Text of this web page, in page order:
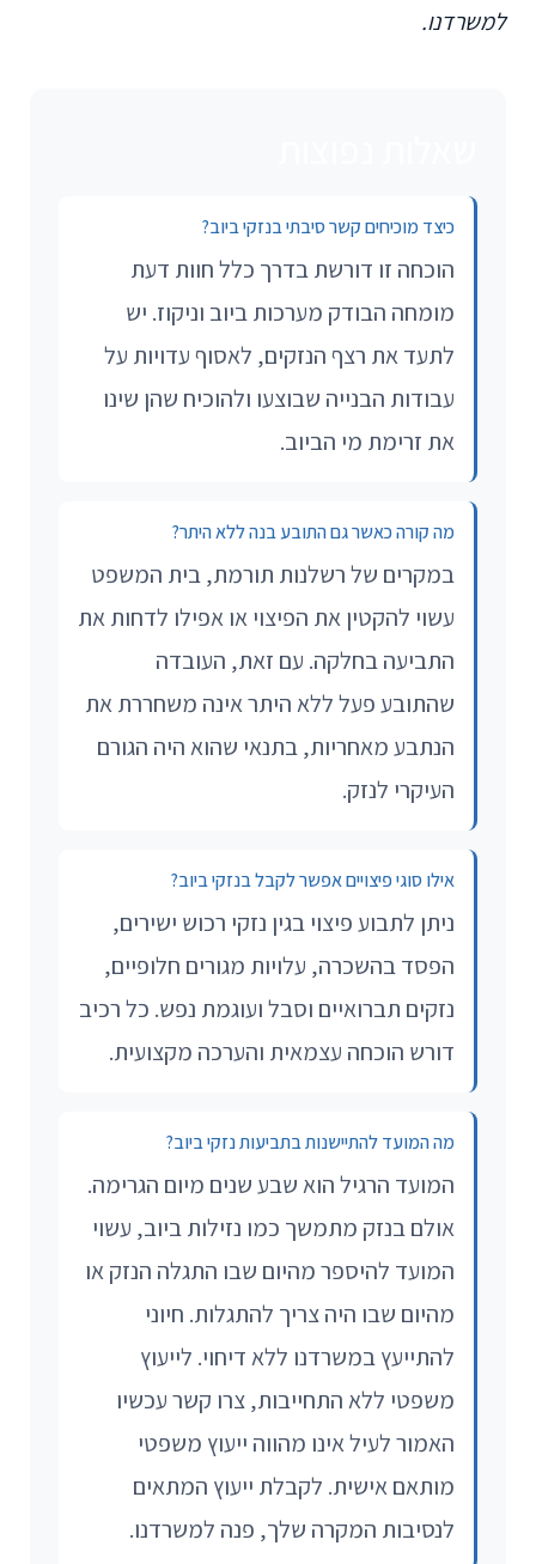
למשרדנו.
כיצד מוכיחים קשר סיבתי בנזקי ביוב?
הוכחה זו דורשת בדרך כלל חוות דעת
מומחה הבודק מערכות ביוב וניקוז. יש
לתעד את רצף הנזקים, לאסוף עדויות על
עבודות הבנייה שבוצעו ולהוכיח שהן שינו
את זרימת מי הביוב.
מה קורה כאשר גם התובע בנה ללא היתר?
במקרים של רשלנות תורמת, בית המשפט
עשוי להקטין את הפיצוי או אפילו לדחות את
התביעה בחלקה. עם זאת, העובדה
שהתובע פעל ללא היתר אינה משחררת את
הנתבע מאחריות, בתנאי שהוא היה הגורם
העיקרי לנזק.
אילו סוגי פיצויים אפשר לקבל בנזקי ביוב?
ניתן לתבוע פיצוי בגין נזקי רכוש ישירים,
הפסד בהשכרה, עלויות מגורים חלופיים,
נזקים תברואיים וסבל ועוגמת נפש. כל רכיב
דורש הוכחה עצמאית והערכה מקצועית.
מה המועד להתיישנות בתביעות נזקי ביוב?
המועד הרגיל הוא שבע שנים מיום הגרימה.
אולם בנזק מתמשך כמו נזילות ביוב, עשוי
המועד להיספר מהיום שבו התגלה הנזק או
מהיום שבו היה צריך להתגלות. חיוני
להתייעץ במשרדנו ללא דיחוי. לייעוץ
משפטי ללא התחייבות, צרו קשר עכשיו
האמור לעיל אינו מהווה ייעוץ משפטי
מותאם אישית. לקבלת ייעוץ המתאים
לנסיבות המקרה שלך, פנה למשרדנו.